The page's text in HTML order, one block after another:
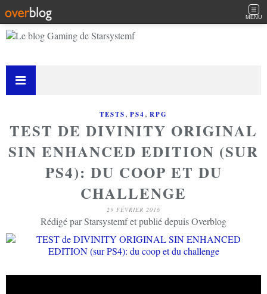
MENU
TESTS, PS4, RPG
TEST DE DIVINITY ORIGINAL
SIN ENHANCED EDITION (SUR
PS4): DU COOP ET DU
CHALLENGE
29 FÉVRIER 2016
Rédigé par Starsystemf et publié depuis Overblog